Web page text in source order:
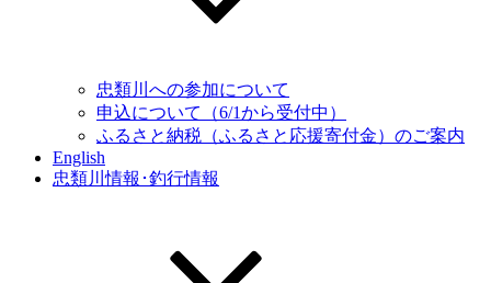
忠類川への参加について
申込について（6/1から受付中）
ふるさと納税（ふるさと応援寄付金）のご案内
English
忠類川情報･釣行情報